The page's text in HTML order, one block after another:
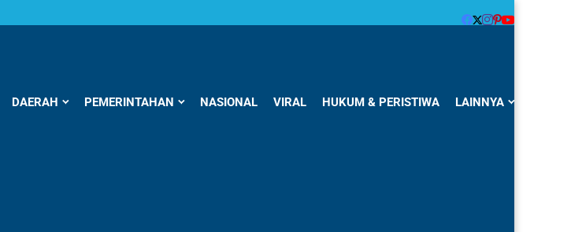
DAERAH PEMERINTAHAN NASIONAL VIRAL HUKUM & PERISTIWA LAINNYA